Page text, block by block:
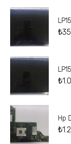
₺
₺
Hp
₺